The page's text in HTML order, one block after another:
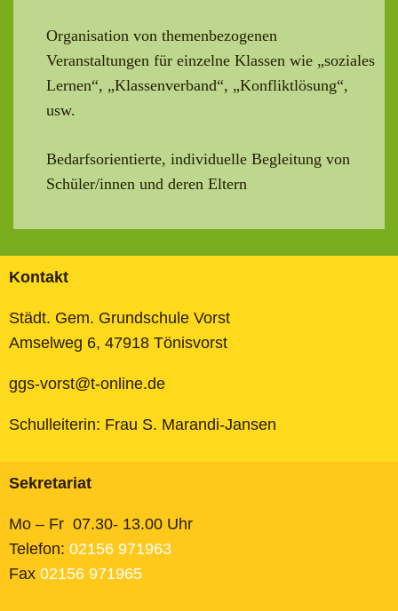
Organisation von themenbezogenen
Veranstaltungen für einzelne Klassen wie „soziales
Lernen“, „Klassenverband“, „Konfliktlösung“,
usw.
Bedarfsorientierte, individuelle Begleitung von
Schüler/innen und deren Eltern
Kontakt
Städt. Gem. Grundschule Vorst
Amselweg 6, 47918 Tönisvorst
ggs-vorst@t-online.de
Schulleiterin: Frau S. Marandi-Jansen
Sekretariat
Mo – Fr 07.30- 13.00 Uhr
Telefon: 02156 971963
Fax 02156 971965